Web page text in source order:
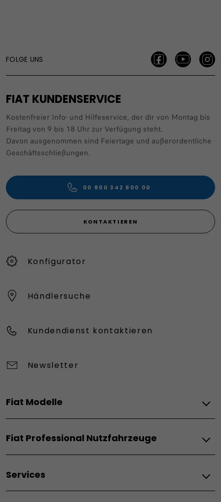
FOLGE UNS
FIAT KUNDENSERVICE
Kostenfreier Info- und Hilfeservice, der dir von Montag bis
Freitag von 9 bis 18 Uhr zur Verfügung steht.
Davon ausgenommen sind Feiertage und außerordentliche
Geschäftsschließungen.
00 800 342 800 00
KONTAKTIEREN
Konfigurator
Händlersuche
Kundendienst kontaktieren
Newsletter
Fiat Modelle
Grizzly
Topolino
600 Elektro
Fiat Professional Nutzfahrzeuge
E-Ducato
Services